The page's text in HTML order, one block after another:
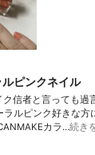
ピンクネイル
信者と言っても過
ルピンク好きな方
カラ…続き